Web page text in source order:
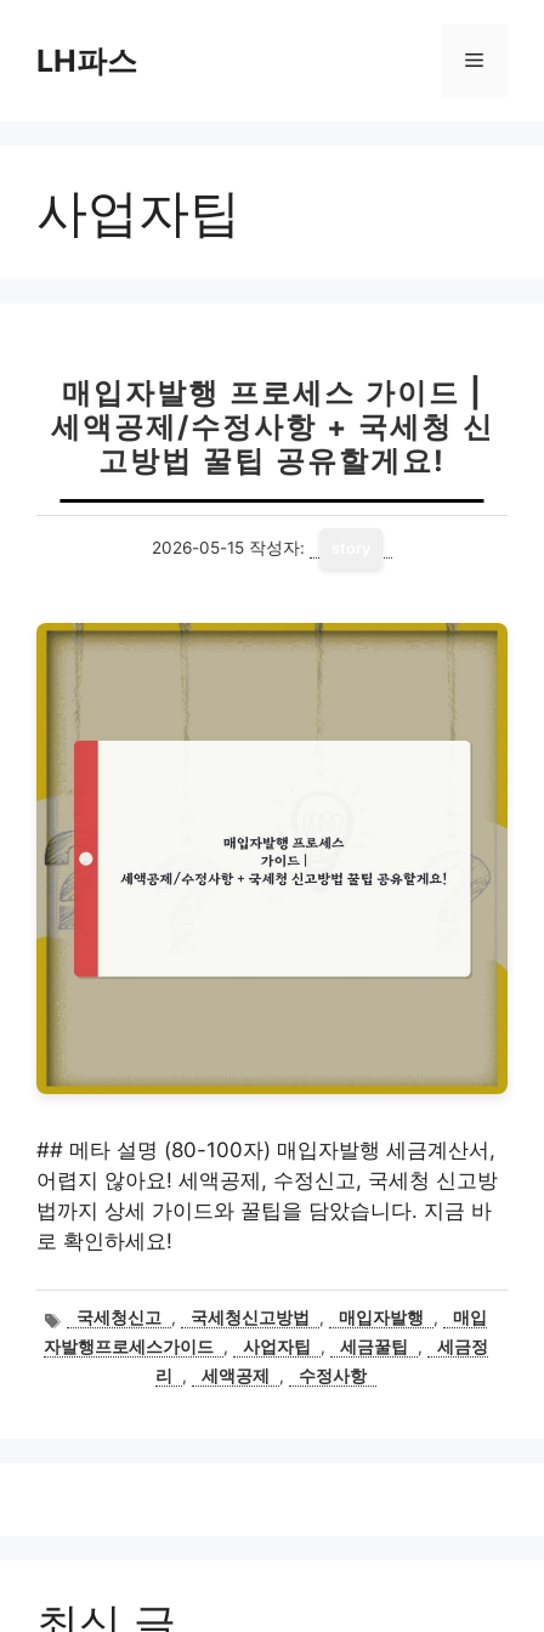
LH파스 메
사업자팁
매입자발행 프로세스 가이드 |
세액공제/수정사항 + 국세청 신
고방법 꿀팁 공유할게요!
2026-05-15 작성자:
## 메타 설명 (80-100자) 매입자발행 세금계산서,
어렵지 않아요! 세액공제, 수정신고, 국세청 신고방
법까지 상세 가이드와 꿀팁을 담았습니다. 지금 바
로 확인하세요!
태
그
국세청신고 , 국세청신고방법 , 매입자발행 ,
매입
자발행프로세스가이드 , 사업자팁 , 세금꿀팁 ,
세금정
리
, 세액공제 , 수정사항